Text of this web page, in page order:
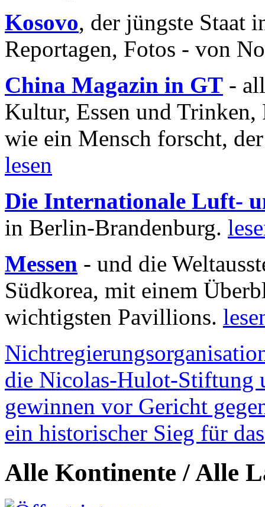
Kosovo, der jüngste Staat
Reportagen, Fotos - von
China Magazin in GT -
Kultur, Essen und
wie ein Mensch forscht,
lesen
Die Internationale Luft-
in Berlin-Brandenburg.
Messen - und die
Südkorea, mit einem
wichtigsten Pavillions.
die Nicolas-Hulot-Stiftung
gewinnen vor Gericht
ein historischer Sieg für
Alle Kontinente / Alle